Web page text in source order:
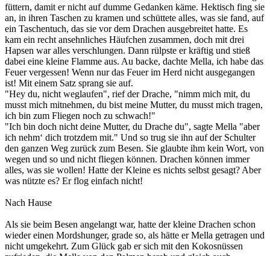
füttern, damit er nicht auf dumme Gedanken käme. Hektisch fing sie
an, in ihren Taschen zu kramen und schüttete alles, was sie fand, auf
ein Taschentuch, das sie vor dem Drachen ausgebreitet hatte. Es
kam ein recht ansehnliches Häufchen zusammen, doch mit drei
Hapsen war alles verschlungen. Dann rülpste er kräftig und stieß
dabei eine kleine Flamme aus. Au backe, dachte Mella, ich habe das
Feuer vergessen! Wenn nur das Feuer im Herd nicht ausgegangen
ist! Mit einem Satz sprang sie auf.
"Hey du, nicht weglaufen", rief der Drache, "nimm mich mit, du
musst mich mitnehmen, du bist meine Mutter, du musst mich tragen,
ich bin zum Fliegen noch zu schwach!"
"Ich bin doch nicht deine Mutter, du Drache du", sagte Mella "aber
ich nehm‘ dich trotzdem mit." Und so trug sie ihn auf der Schulter
den ganzen Weg zurück zum Besen. Sie glaubte ihm kein Wort, von
wegen und so und nicht fliegen können. Drachen können immer
alles, was sie wollen! Hatte der Kleine es nichts selbst gesagt? Aber
was nützte es? Er flog einfach nicht!
Nach Hause
Als sie beim Besen angelangt war, hatte der kleine Drachen schon
wieder einen Mordshunger, grade so, als hätte er Mella getragen und
nicht umgekehrt. Zum Glück gab er sich mit den Kokosnüssen